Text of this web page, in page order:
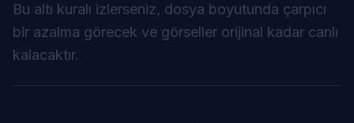
Bu altı kuralı izlerseniz, dosya boyutunda çarpıcı
bir azalma görecek ve görseller orijinal kadar canlı
kalacaktır.